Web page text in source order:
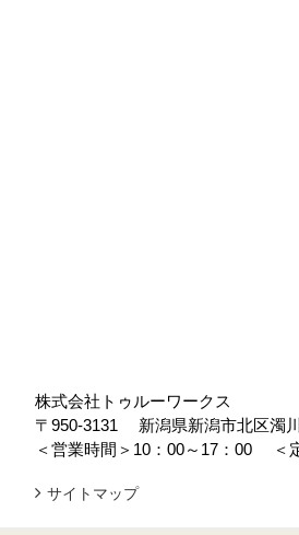
株式会社トゥルーワークス
〒950-3131
新潟県新潟市北区濁
＜営業時間＞10：00～17：00
＜
サイトマップ